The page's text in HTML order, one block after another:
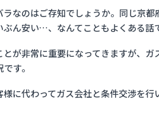
なのはご存知でしょうか。同じ京
ん安い…、なんてこともよくある話
が非常に重要になってきますが、
す。
に代わってガス会社と条件交渉を